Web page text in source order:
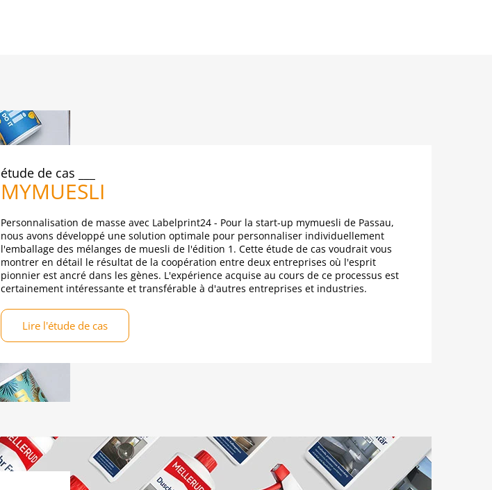
étude de cas
MYMUESLI
Personnalisation de masse avec Labelprint24 - Pour la start-up mymuesli de Passau,
nous avons développé une solution optimale pour personnaliser individuellement
l'emballage des mélanges de muesli de l'édition 1. Cette étude de cas voudrait vous
montrer en détail le résultat de la coopération entre deux entreprises où l'esprit
pionnier est ancré dans les gènes. L'expérience acquise au cours de ce processus est
certainement intéressante et transférable à d'autres entreprises et industries.
Lire l'étude de cas